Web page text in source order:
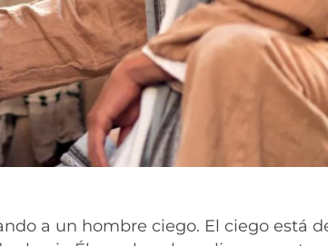
a un hombre ciego. El ciego está